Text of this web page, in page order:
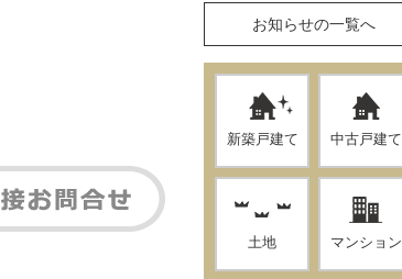
お知らせの一覧へ
新築戸建て 中古戸建て
土地 マンション